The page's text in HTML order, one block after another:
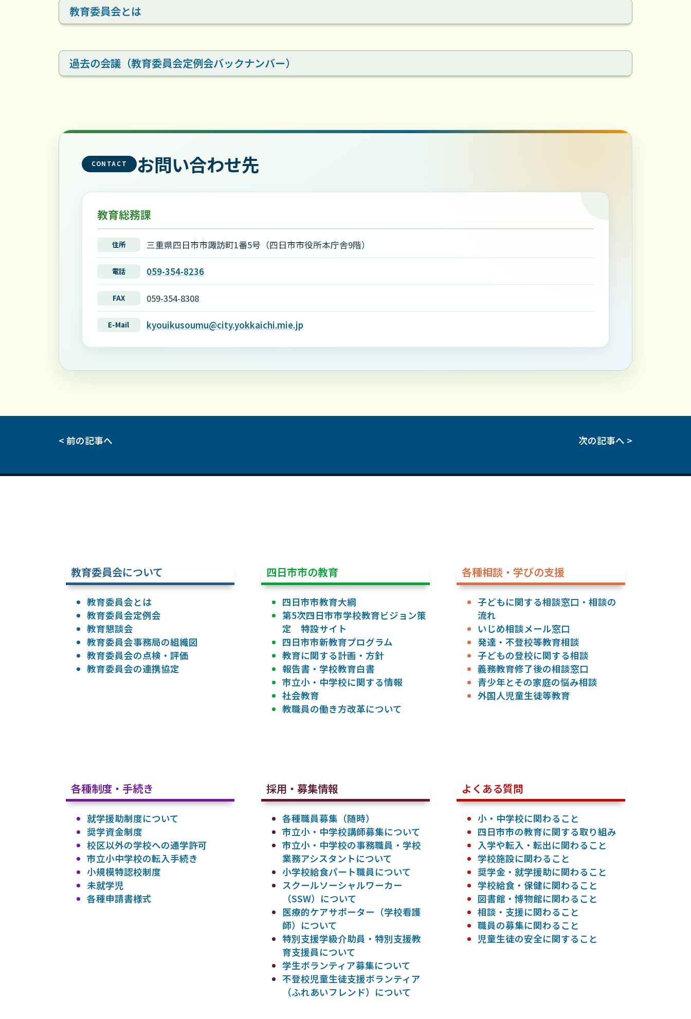
教育委員会とは
過去の会議（教育委員会定例会バックナンバー）
CONTACT お問い合わせ先
教育総務課
住所 三重県四日市市諏訪町1番5号（四日市市役所本庁舎9階）
電話 059-354-8236
FAX 059-354-8308
E-Mail kyouikusoumu@city.yokkaichi.mie.jp
< 前の記事へ 次の記事へ >
教育委員会について
教育委員会とは
教育委員会定例会
教育懇談会
教育委員会事務局の組織図
教育委員会の点検・評価
教育委員会の連携協定
四日市市の教育
四日市市教育大綱
第5次四日市市学校教育ビジョン策
定 特設サイト
四日市市新教育プログラム
教育に関する計画・方針
報告書・学校教育白書
市立小・中学校に関する情報
社会教育
教職員の働き方改革について
各種相談・学びの支援
子どもに関する相談窓口・相談の
流れ
いじめ相談メール窓口
発達・不登校等教育相談
子どもの登校に関する相談
義務教育修了後の相談窓口
青少年とその家庭の悩み相談
外国人児童生徒等教育
各種制度・手続き
就学援助制度について
奨学資金制度
校区以外の学校への通学許可
市立小中学校の転入手続き
小規模特認校制度
未就学児
各種申請書様式
採用・募集情報
各種職員募集（随時）
市立小・中学校講師募集について
市立小・中学校の事務職員・学校
業務アシスタントについて
小学校給食パート職員について
スクールソーシャルワーカー
（SSW）について
医療的ケアサポーター（学校看護
師）について
特別支援学級介助員・特別支援教
育支援員について
学生ボランティア募集について
不登校児童生徒支援ボランティア
（ふれあいフレンド）について
よくある質問
小・中学校に関わること
四日市市の教育に関する取り組み
入学や転入・転出に関わること
学校施設に関わること
奨学金・就学援助に関わること
学校給食・保健に関わること
図書館・博物館に関わること
相談・支援に関わること
職員の募集に関わること
児童生徒の安全に関すること